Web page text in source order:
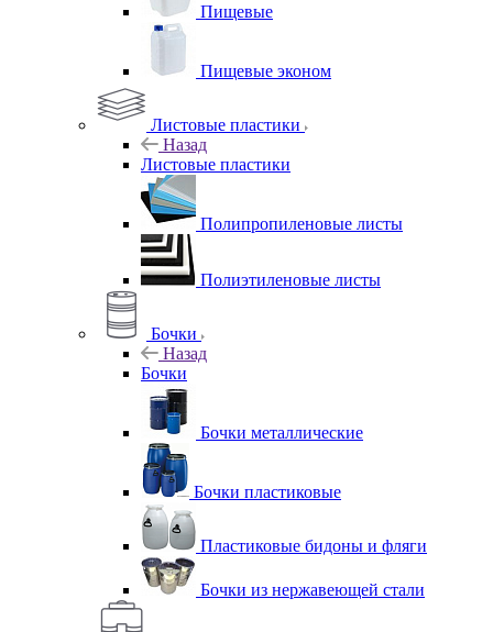
Пищевые
Пищевые эконом
Листовые пластики
Назад
Листовые пластики
Полипропиленовые листы
Полиэтиленовые листы
Бочки
Назад
Бочки
Бочки металлические
Бочки пластиковые
Пластиковые бидоны и фляги
Бочки из нержавеющей стали